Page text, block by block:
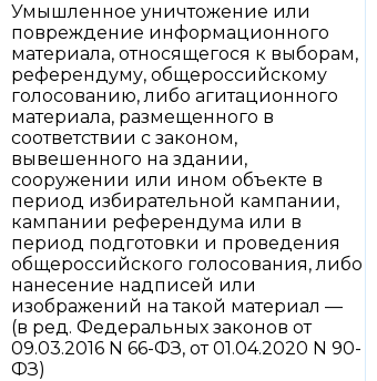
Умышленное уничтожение или
повреждение информационного
материала, относящегося к выборам,
референдуму, общероссийскому
голосованию, либо агитационного
материала, размещенного в
соответствии с законом,
вывешенного на здании,
сооружении или ином объекте в
период избирательной кампании,
кампании референдума или в
период подготовки и проведения
общероссийского голосования, либо
нанесение надписей или
изображений на такой материал —
(в ред. Федеральных законов от
09.03.2016 N 66-ФЗ, от 01.04.2020 N 90-
ФЗ)